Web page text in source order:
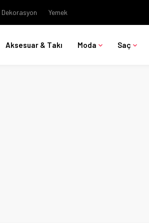
Dekorasyon Yemek
Aksesuar & Takı Moda Saç